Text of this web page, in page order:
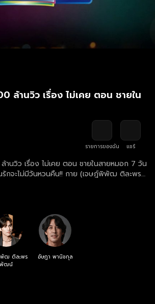
ล้านวิว เรื่อง ไม่เคย ตอน ชายใน
รายการของฉัน
แชร์
วิว เรื่อง ไม่เคย ตอน ชายในสายหมอก 7 วัน
วนคืน!! กาย (เจษฎ์พิพัฒ ติละพร
จที่ทุกอาทิตย์จะได้รับรายชื่อคู่รัก 1 คู่ ผ่าน
าปรากฏตัว กายจะมาพร้อมกับสายหมอกจางๆ
ย่างเฉียบพลัน กายมีพลังพิเศษบางอย่างเป็นตัว
งเขา แต่สิ่งเดียวที่กายทำไม่ได้คือ กายไม่มีสิทธิ์ที่
ะตายจากไป เตย (หนึ่งธิดา โสภณ)
ล) เป็นคู่สามีภรรยาหนุ่มสาวที่เคยหวานชื่นมื่น
ลับละเลยที่จะใส่ใจกัน และค่อยๆ ห่างจากกันโดย
คนที่ต้องตายจากไปได้หรือไม่ 7 วันก่อนจากลา
พัฒ ติละพร
พัฒน์
อัษฎา พานิชกุล